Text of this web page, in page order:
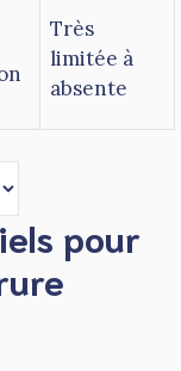
Très
limitée à
absente
pour